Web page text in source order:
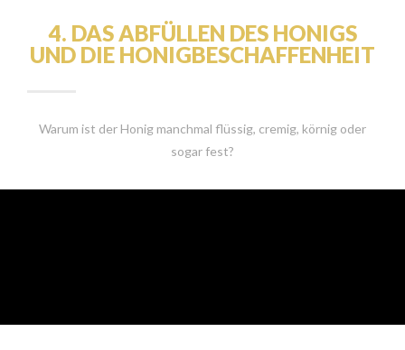
4. DAS ABFÜLLEN DES HONIGS
UND DIE HONIGBESCHAFFENHEIT
Warum ist der Honig manchmal flüssig, cremig, körnig oder
sogar fest?